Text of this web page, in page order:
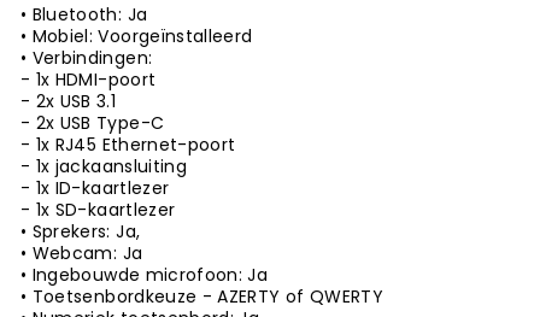
• Bluetooth: Ja
• Mobiel: Voorgeïnstalleerd
• Verbindingen:
- 1x HDMI-poort
- 2x USB 3.1
- 2x USB Type-C
- 1x RJ45 Ethernet-poort
- 1x jackaansluiting
- 1x ID-kaartlezer
- 1x SD-kaartlezer
• Sprekers: Ja,
• Webcam: Ja
• Ingebouwde microfoon: Ja
• Toetsenbordkeuze - AZERTY of QWERTY